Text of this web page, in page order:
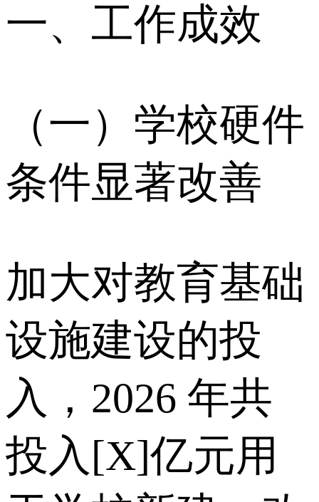
一、工作成效
（一）学校硬件
条件显著改善
加大对教育基础
设施建设的投
入，2026 年共
投入[X]亿元用